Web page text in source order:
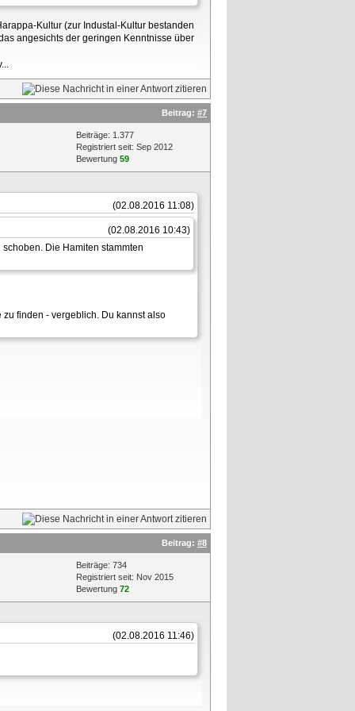
Kultur (zur Industal-Kultur bestanden
angesichts der geringen Kenntnisse über
Beitrag: #7
Beiträge: 1.377
Registriert seit: Sep 2012
Bewertung 59
(02.08.2016 11:08)
(02.08.2016 10:43)
Die Hamiten stammten
finden - vergeblich. Du kannst also
Beitrag: #8
Beiträge: 734
Registriert seit: Nov 2015
Bewertung 72
(02.08.2016 11:46)